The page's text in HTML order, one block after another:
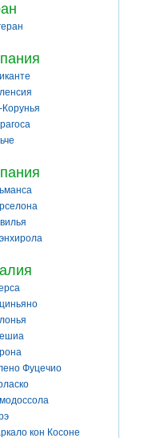
Фуцечио
кон Косоне